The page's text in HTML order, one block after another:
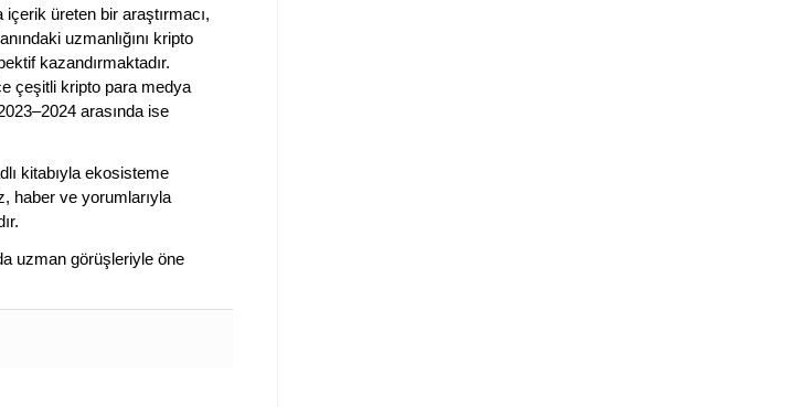
üreten bir araştırmacı,
uzmanlığını kripto
kazandırmaktadır.
çeşitli kripto para medya
arasında ise
kitabıyla ekosisteme
haber ve yorumlarıyla
uzman görüşleriyle öne